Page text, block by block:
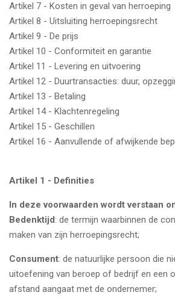
Artikel 7 - Kosten in geval van herroeping
Artikel 8 - Uitsluiting herroepingsrecht
Artikel 9 - De prijs
Artikel 10 - Conformiteit en garantie
Artikel 11 - Levering en uitvoering
Artikel 12 - Duurtransacties: duur,
Artikel 13 - Betaling
Artikel 14 - Klachtenregeling
Artikel 15 - Geschillen
Artikel 16 - Aanvullende of afwijkende
Artikel 1 - Definities
In deze voorwaarden wordt verstaan
Bedenktijd : de termijn waarbinnen de
maken van zijn herroepingsrecht;
Consument: de natuurlijke persoon die
uitoefening van beroep of bedrijf en een
afstand aangaat met de ondernemer;